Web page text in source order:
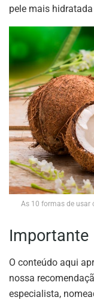
pele mais
As 10 formas de usar
Importante
O conteúdo aqui
nossa
especialista,